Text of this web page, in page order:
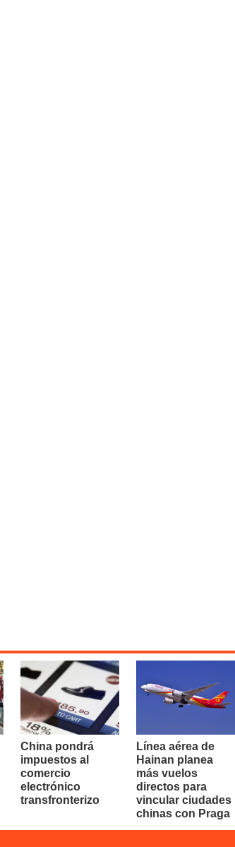
China pondrá
impuestos al
comercio
electrónico
transfronterizo
Línea aérea de
Hainan planea
más vuelos
directos para
vincular ciudades
chinas con Praga